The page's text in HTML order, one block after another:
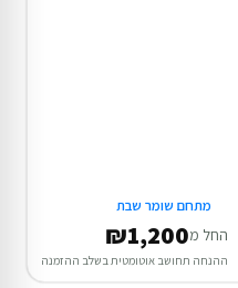
מתחם שומר שבת
החל מ₪1,200
ההנחה תחושב אוטומטית בשלב ההזמנה